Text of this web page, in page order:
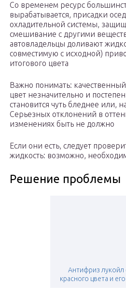
Со временем ресурс
вырабатывается, присадки
охладительной системы,
смешивание с другими
автовладельцы доливают
совместимую с исходной)
итогового цвета
Важно понимать:
цвет незначительно и
становится чуть бледнее или,
Серьезных отклонений в
изменениях быть не должно
Если они есть, следует
жидкость: возможно,
Решение проблемы
Антифриз лукойл
красного цвета и